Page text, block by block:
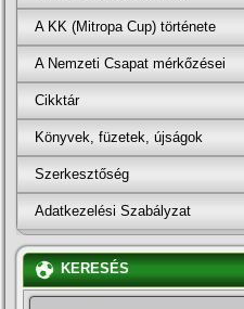
A KK (Mitropa Cup) története
A Nemzeti Csapat mérkőzései
Cikktár
Könyvek, füzetek, újságok
Szerkesztőség
Adatkezelési Szabályzat
KERESÉS